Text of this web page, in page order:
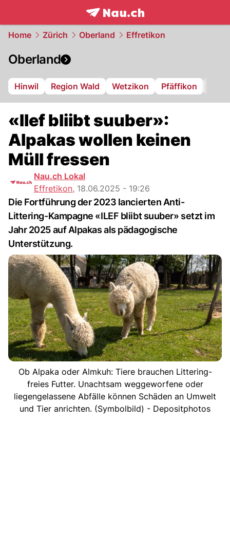
frontpage.NAU.ch
Home Zürich Oberland Effretikon
Oberland
Hinwil Region Wald Wetzikon Pfäffikon
«Ilef bliibt suuber»:
Alpakas wollen keinen
Müll fressen
Nau.ch Lokal
Effretikon, 18.06.2025 - 19:26
Die Fortführung der 2023 lancierten Anti-
Littering-Kampagne «ILEF bliibt suuber» setzt im
Jahr 2025 auf Alpakas als pädagogische
Unterstützung.
Ob Alpaka oder Almkuh: Tiere brauchen Littering-
freies Futter. Unachtsam weggeworfene oder
liegengelassene Abfälle können Schäden an Umwelt
und Tier anrichten. (Symbolbild) - Depositphotos